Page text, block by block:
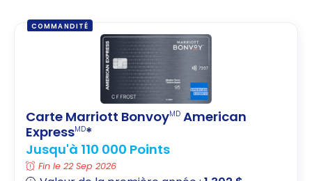
COMMANDITÉ
Carte Marriott BonvoyMD American
ExpressMD*
Jusqu'à 110 000 Points
Fin le 22 Sep 2026